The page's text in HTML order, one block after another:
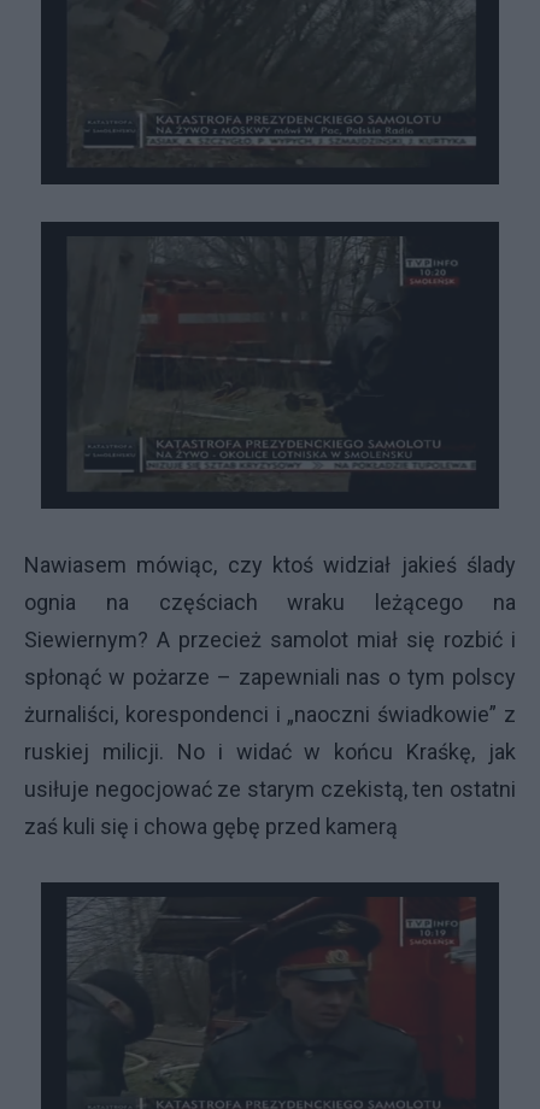
Nawiasem mówiąc, czy ktoś widział jakieś ślady
ognia na częściach wraku leżącego na
Siewiernym? A przecież samolot miał się rozbić i
spłonąć w pożarze – zapewniali nas o tym polscy
żurnaliści, korespondenci i „naoczni świadkowie” z
ruskiej milicji. No i widać w końcu Kraśkę, jak
usiłuje negocjować ze starym czekistą, ten ostatni
zaś kuli się i chowa gębę przed kamerą